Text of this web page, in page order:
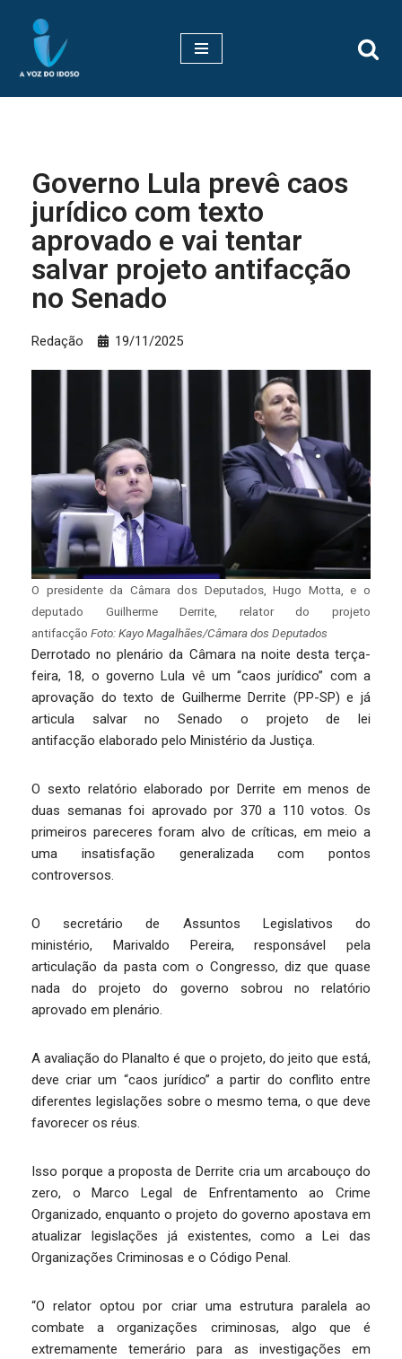
Pular
para
Governo Lula prevê caos
jurídico com texto
aprovado e vai tentar
salvar projeto antifacção
no Senado
Redação 19/11/2025
O presidente da Câmara dos Deputados, Hugo Motta, e o
deputado Guilherme Derrite, relator do projeto
antifacção Foto: Kayo Magalhães/Câmara dos Deputados
Derrotado no plenário da Câmara na noite desta terça-
feira, 18, o governo Lula vê um “caos jurídico” com a
aprovação do texto de Guilherme Derrite (PP-SP) e já
articula salvar no Senado o projeto de lei
antifacção elaborado pelo Ministério da Justiça.
O sexto relatório elaborado por Derrite em menos de
duas semanas foi aprovado por 370 a 110 votos. Os
primeiros pareceres foram alvo de críticas, em meio a
uma insatisfação generalizada com pontos
controversos.
O secretário de Assuntos Legislativos do
ministério, Marivaldo Pereira, responsável pela
articulação da pasta com o Congresso, diz que quase
nada do projeto do governo sobrou no relatório
aprovado em plenário.
A avaliação do Planalto é que o projeto, do jeito que está,
deve criar um “caos jurídico” a partir do conflito entre
diferentes legislações sobre o mesmo tema, o que deve
favorecer os réus.
Isso porque a proposta de Derrite cria um arcabouço do
zero, o Marco Legal de Enfrentamento ao Crime
Organizado, enquanto o projeto do governo apostava em
atualizar legislações já existentes, como a Lei das
Organizações Criminosas e o Código Penal.
“O relator optou por criar uma estrutura paralela ao
combate a organizações criminosas, algo que é
extremamente temerário para as investigações em